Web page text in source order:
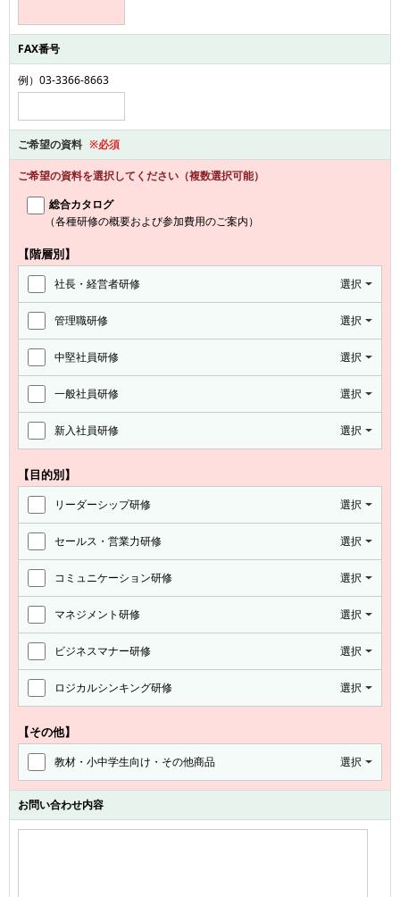
FAX番号
例）03-3366-8663
ご希望の資料 ※必須
ご希望の資料を選択してください（複数選択可能）
総合カタログ
（各種研修の概要および参加費用のご案内）
【階層別】
社長・経営者研修 選択
管理職研修 選択
中堅社員研修 選択
一般社員研修 選択
新入社員研修 選択
【目的別】
リーダーシップ研修 選択
セールス・営業力研修 選択
コミュニケーション研修 選択
マネジメント研修 選択
ビジネスマナー研修 選択
ロジカルシンキング研修 選択
【その他】
教材・小中学生向け・その他商品 選択
お問い合わせ内容